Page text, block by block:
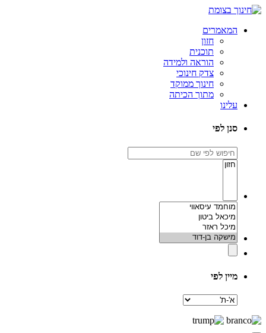
המאמרים
חזון
תוכנית
הוראה ולמידה
צדק חינוכי
חינוך ממוקד
מתוך הכיתה
עלינו
סנן לפי
חיפוש
לפי
נושא
מחבר
מיין לפי
מיין